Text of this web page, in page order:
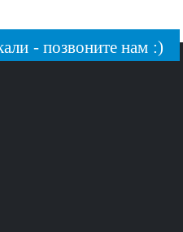
- позвоните нам :)